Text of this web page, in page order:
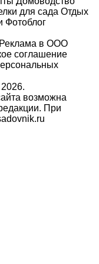
для сада Отдых
Фотоблог
Реклама в ООО
соглашение
2026.
возможна
При